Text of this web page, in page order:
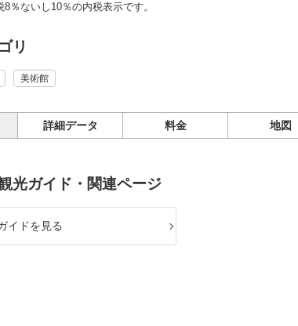
％ないし10％の内税表示です。
リ
美術館
詳細データ 料金 地図
光ガイド・関連ページ
イドを見る